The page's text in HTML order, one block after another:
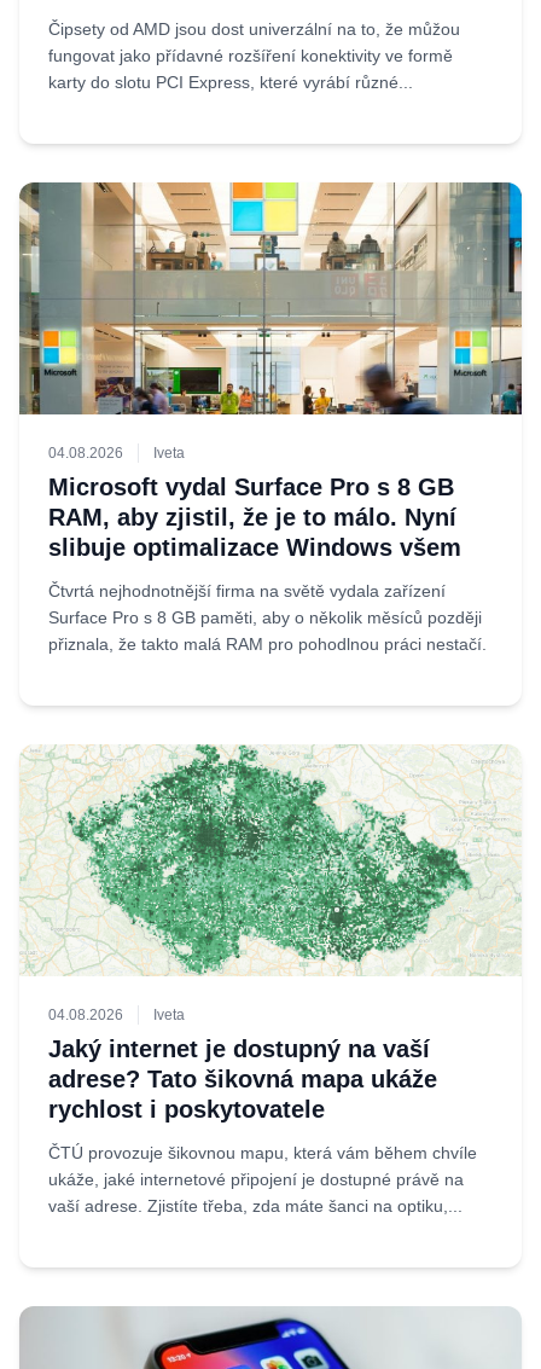
Čipsety od AMD jsou dost univerzální na to, že můžou
fungovat jako přídavné rozšíření konektivity ve formě
karty do slotu PCI Express, které vyrábí různé...
04.08.2026 Iveta
Microsoft vydal Surface Pro s 8 GB
RAM, aby zjistil, že je to málo. Nyní
slibuje optimalizace Windows všem
Čtvrtá nejhodnotnější firma na světě vydala zařízení
Surface Pro s 8 GB paměti, aby o několik měsíců později
přiznala, že takto malá RAM pro pohodlnou práci nestačí.
04.08.2026 Iveta
Jaký internet je dostupný na vaší
adrese? Tato šikovná mapa ukáže
rychlost i poskytovatele
ČTÚ provozuje šikovnou mapu, která vám během chvíle
ukáže, jaké internetové připojení je dostupné právě na
vaší adrese. Zjistíte třeba, zda máte šanci na optiku,...